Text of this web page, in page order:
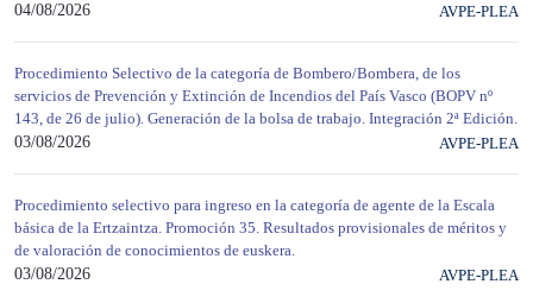
04/08/2026
AVPE-PLEA
Procedimiento Selectivo de la categoría de Bombero/Bombera, de los
servicios de Prevención y Extinción de Incendios del País Vasco (BOPV nº
143, de 26 de julio). Generación de la bolsa de trabajo. Integración 2ª Edición.
03/08/2026
AVPE-PLEA
Procedimiento selectivo para ingreso en la categoría de agente de la Escala
básica de la Ertzaintza. Promoción 35. Resultados provisionales de méritos y
de valoración de conocimientos de euskera.
03/08/2026
AVPE-PLEA